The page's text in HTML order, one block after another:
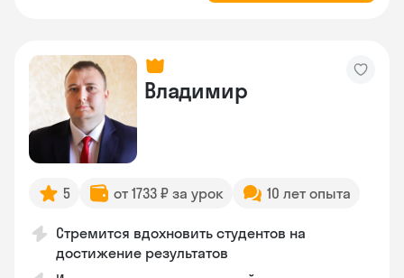
Владимир
5 от 1733 ₽ за урок 10 лет опыта
Стремится вдохновить студентов на
достижение результатов